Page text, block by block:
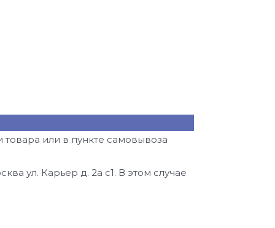
или в пункте самовывоза
ул. Карьер д. 2а с1. В этом случае